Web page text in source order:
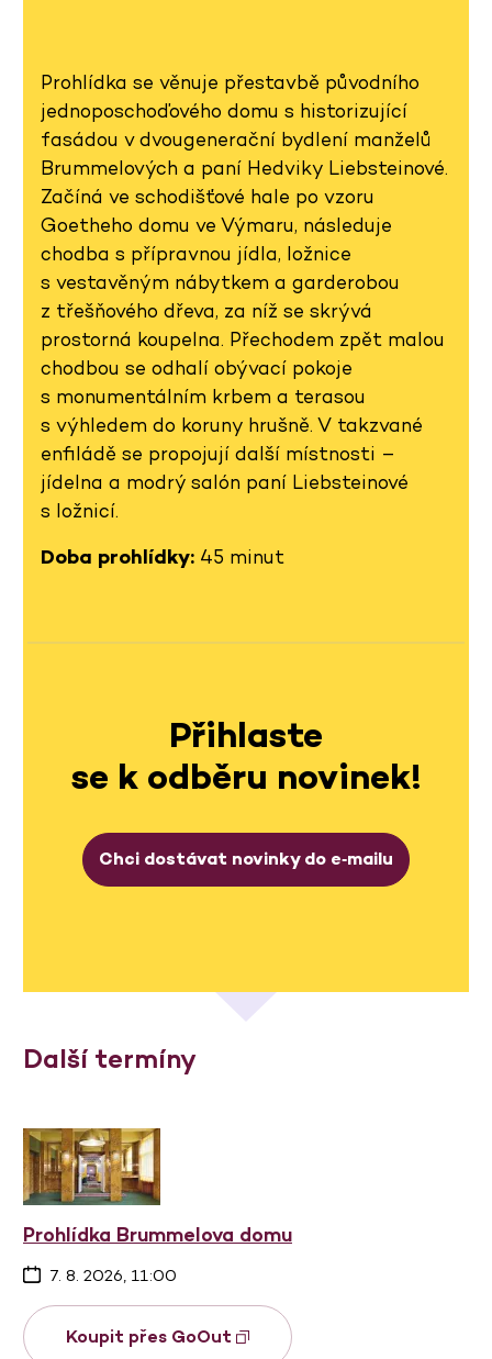
Prohlídka se věnuje přestavbě původního
jednoposchoďového domu s historizující
fasádou v dvougenerační bydlení manželů
Brummelových a paní Hedviky Liebsteinové.
Začíná ve schodišťové hale po vzoru
Goetheho domu ve Výmaru, následuje
chodba s přípravnou jídla, ložnice
s vestavěným nábytkem a garderobou
z třešňového dřeva, za níž se skrývá
prostorná koupelna. Přechodem zpět malou
chodbou se odhalí obývací pokoje
s monumentálním krbem a terasou
s výhledem do koruny hrušně. V takzvané
enfiládě se propojují další místnosti –
jídelna a modrý salón paní Liebsteinové
s ložnicí.
Doba prohlídky: 45 minut
Přihlaste
se k odběru novinek!
Chci dostávat novinky do e‑mailu
Další termíny
Prohlídka Brummelova domu
7. 8. 2026, 11:00
Koupit přes GoOut